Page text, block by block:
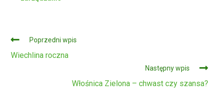
Czytaj
dalej
Poprzedni wpis
Wiechlina roczna
Następny wpis
Włośnica Zielona – chwast czy szansa?